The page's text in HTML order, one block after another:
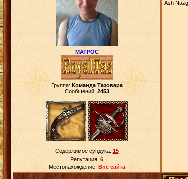
МАТРОС
Группа: Команда Тазовара
Сообщений: 2453
Содержимое сундука: 15
Репутация: 6
Местонахождение: Вне сайта
Ash